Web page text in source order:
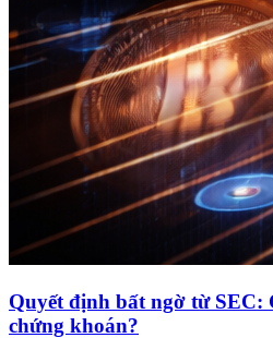
Quyết định bất ngờ từ SEC:
chứng khoán?